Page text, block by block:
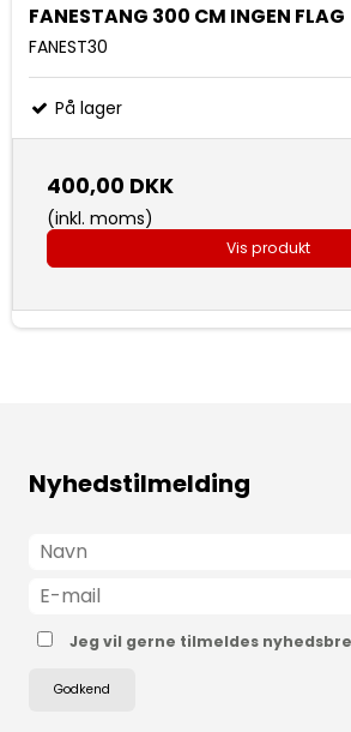
FANESTANG 300 CM INGEN FLAG
FANEST30
På lager
400,00 DKK
(inkl. moms)
Vis produkt
Nyhedstilmelding
Jeg vil gerne tilmeldes
Godkend